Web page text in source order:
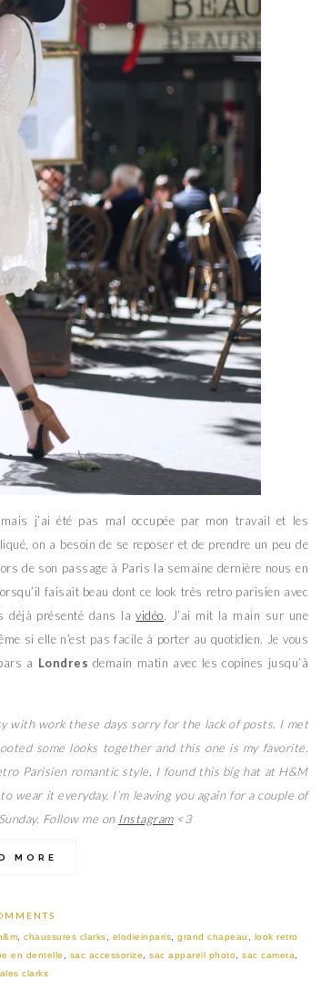
j’ai été pas mal occupée par mon travail et les
on a besoin de se reposer et de prendre un peu de
de son passage à Paris la semaine dernière nous en
faisait beau dont ce look très retro parisien avec
déjà présenté dans lavidéo. J’ai mit la main sur une
si elle n’est pas facile à porter au quotidien. Je vous
a Londres demain matin avec les copines jusqu’à
with work these days sorry for the lack of posts. I met
some looks together and this one is my favorite.
Parisien romantic style. I found this big hat at H&M
wear it everyday. I’m leaving you again for a couple of
Follow me on Instagram<3
MORE
chaussures clarks elodieinparis grand chapeau
look retro
en dentelle sac accessorize sac appareil photo sac camera
clarks